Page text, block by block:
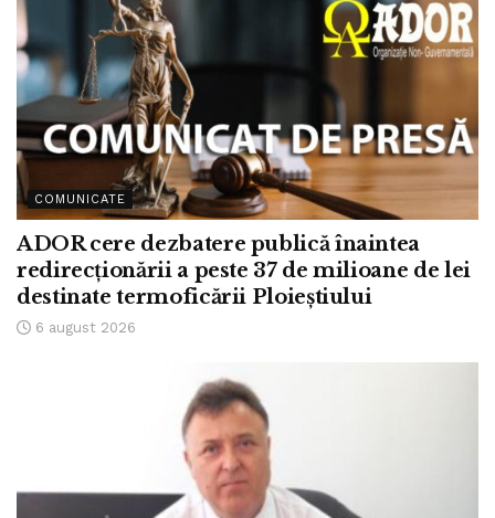
COMUNICATE
ADOR cere dezbatere publică înaintea
redirecționării a peste 37 de milioane de lei
destinate termoficării Ploieștiului
6 august 2026